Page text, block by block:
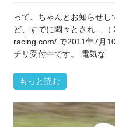
って、ちゃんとお知らせ
ど、すでに悶々とされ…（
racing.com/ で2011年7月
チリ受付中です。 電気な
もっと読む